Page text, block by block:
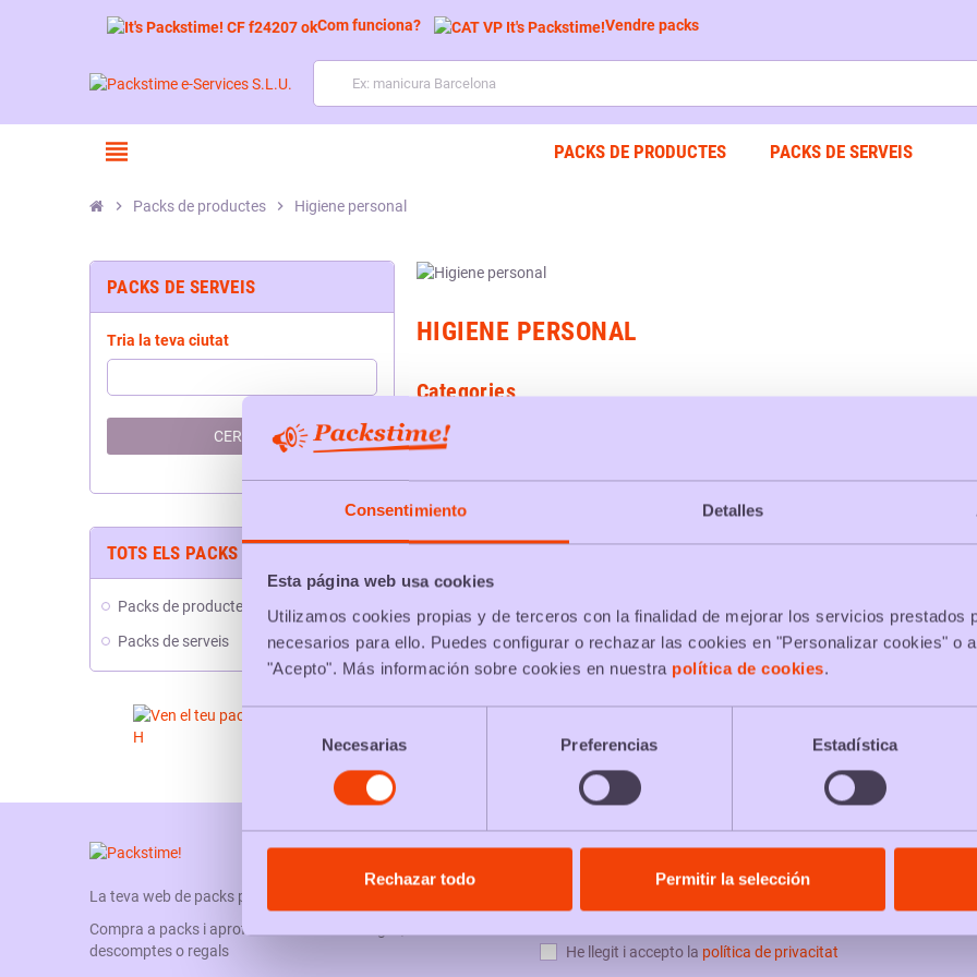
Consentimiento Detalles
Esta página web usa cookies
Utilizamos cookies propias y de terceros con la finalidad de mejorar los servicios prestados
necesarios para ello. Puedes configurar o rechazar las cookies en "Personalizar cookies" o
"Acepto". Más información sobre cookies en nuestra política de cookies.
Selección
consentimiento
Necesarias Preferencias Estadística
Rechazar todo Permitir la selección
Com funciona? Vendre packs
view_headline PACKS DE PRODUCTES PACKS DE SERVEIS
chevron_right Packs de productes chevron_right Higiene personal
PACKS DE SERVEIS
Tria la teva ciutat
CERCAR
TOTS ELS PACKS
Packs de productes
Packs de serveis
HIGIENE PERSONAL
Categories
Packs tovalloletes humides
La teva web de packs promocionals
Compra a packs i aprofita els seus avantatges,
descomptes o regals
PACKS & NEWS
He llegit i accepto la política de privacitat